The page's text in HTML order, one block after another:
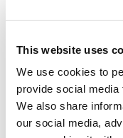
This website uses
We use cookies to
provide social
We also share
our social media,
TWC ）